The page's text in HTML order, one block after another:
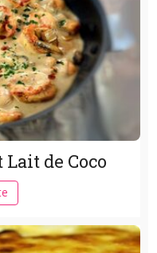
de Coco